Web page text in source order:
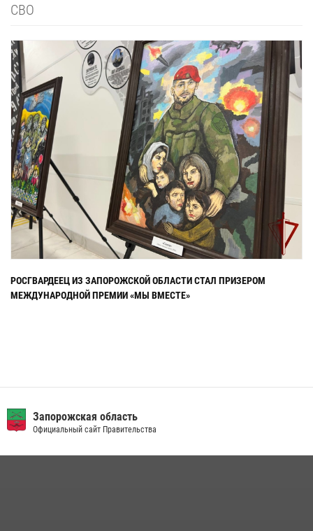
СВО
РОСГВАРДЕЕЦ ИЗ ЗАПОРОЖСКОЙ ОБЛАСТИ СТАЛ ПРИЗЕРОМ
МЕЖДУНАРОДНОЙ ПРЕМИИ «МЫ ВМЕСТЕ»
г. Мелитополь
Официальный сайт Администрации